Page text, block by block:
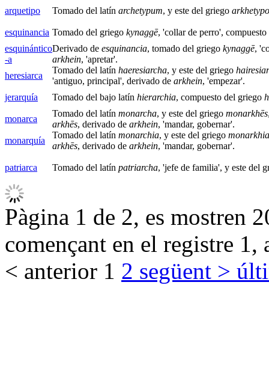
arquetipo
Tomado del latín archetypum, y este del griego
esquinancia Tomado del griego kynaggē, 'collar de perro',
esquinántico
-a
Derivado de esquinancia, tomado del griego kynaggē,
arkhein, 'apretar'.
heresiarca
Tomado del latín haeresiarcha, y este del griego
'antiguo, principal', derivado de arkhein, 'empezar'.
jerarquía
Tomado del bajo latín hierarchia, compuesto del griego
monarca
Tomado del latín monarcha, y este del griego monarkhēs
arkhēs, derivado de arkhein, 'mandar, gobernar'.
monarquía
Tomado del latín monarchia, y este del griego
arkhēs, derivado de arkhein, 'mandar, gobernar'.
patriarca Tomado del latín patriarcha, 'jefe de familia', y este del
Pàgina 1 de 2, es mostren
començant en el registre 1,
< anterior 1 2 següent >